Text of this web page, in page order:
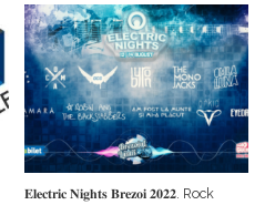
𝐄𝐥𝐞𝐜𝐭𝐫𝐢𝐜 𝐍𝐢𝐠𝐡𝐭𝐬 𝐁𝐫𝐞𝐳𝐨𝐢 𝟐𝟎𝟐𝟐. Rock